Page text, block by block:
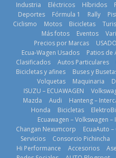
Nuevo SUV
Honda ZR-V
Advanced
Hybrid para el
mercado local
23 de julio de
Kia
fútbol
el
‘Kia
Cup’
6 de
2026
Industria Eléctricos Híbridos
Deportes
Fórmula 1 Rally
Ciclismo
Motos Bicicletas
Más fotos
Eventos
Precios por Marcas
Ecua-Wagen Usados
Patios de
Clasificados
Autos Particulares
Bicicletas y afines
Buses y
Volquetas
Maquinaria
ISUZU – ECUAWAGEN
Mazda
Audi Hanteng –
Honda
Bicicletas
Ecuawagen – Volkswagen –
Changan Nexumcorp
EcuaAuto
Servicios
Consorcio Pichincha
Hi Performance
Accesorios